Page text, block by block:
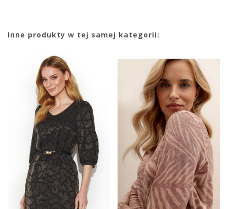
Inne produkty w tej samej kategorii: